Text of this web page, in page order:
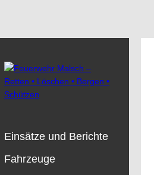
Einsätze und Berichte
Fahrzeuge